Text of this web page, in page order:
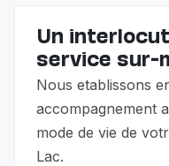
Un
service sur-
Nous etablissons
accompagnement
mode de vie de
Lac.